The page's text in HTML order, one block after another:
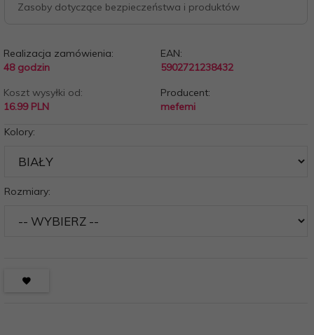
Zasoby dotyczące bezpieczeństwa i produktów
Realizacja zamówienia:
48 godzin
EAN:
5902721238432
Koszt wysyłki od:
16.99 PLN
Producent:
mefemi
Kolory:
Rozmiary: